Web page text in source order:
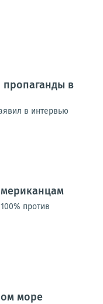
пропаганды в
в интервью
против
море